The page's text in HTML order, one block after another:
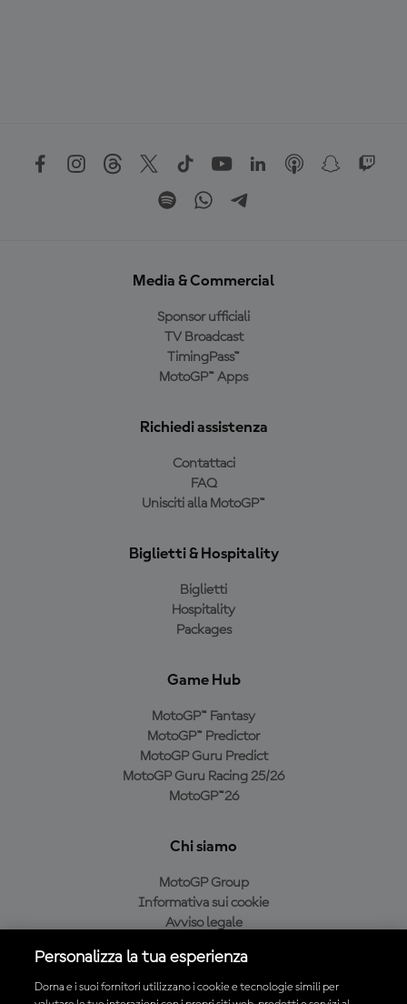
Media & Commercial
Sponsor ufficiali
TV Broadcast
TimingPass™
MotoGP™ Apps
Richiedi assistenza
Contattaci
FAQ
Unisciti alla MotoGP™
Biglietti & Hospitality
Biglietti
Hospitality
Packages
Game Hub
MotoGP™ Fantasy
MotoGP™ Predictor
MotoGP Guru Predict
MotoGP Guru Racing 25/26
MotoGP™26
Chi siamo
MotoGP Group
Informativa sui cookie
Avviso legale
Condizioni di acquisto
Personalizza la tua esperienza
Dorna e i suoi fornitori utilizzano i cookie e tecnologie simili per